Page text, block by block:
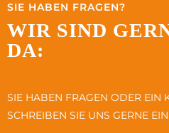
SIE HABEN FRAGEN?
WIR SIND
DA:
SIE HABEN FRAGEN ODER EIN
SCHREIBEN SIE UNS GERNE